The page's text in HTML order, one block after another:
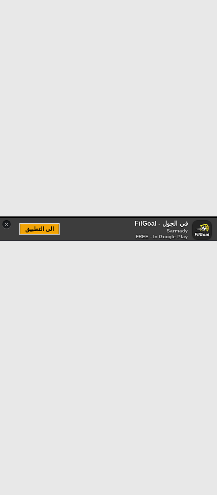
× في الجول - FilGoal
Sarmady
FREE - In Google Play
الى التطبيق